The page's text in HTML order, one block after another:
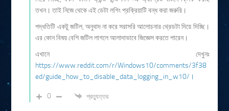
তখন। তাই নিজে থেকে এই ডেটা লগিং প্রক্রিয়াটি বন্ধ করা জরুরি।
পদ্ধতিটি একটু জটিল, অনুবাদ না করে সরাসরি আলোচনার থ্রেডটা দিয়ে দিচ্ছি।
এর কোন বিষয় বেশি জটিল লাগলে আলাদাভাবে জিজ্ঞেস করতে পারেন।
এখানে দেখুনঃ
https://www.reddit.com/r/Windows10/comments/3f38
ed/guide_how_to_disable_data_logging_in_w10/।
0 প্রত্যুত্তর